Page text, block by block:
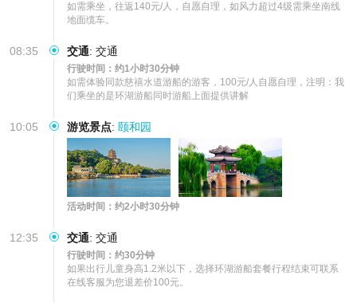
如需乘坐，往返140元/人，自愿自理，如风力超过4级需乘坐南线
地面缆车。
08:35 交通: 交通
行驶时间：约1小时30分钟
如需体验同款慈禧水道游船的游客，100元/人自愿自理，注明：我
们乘坐的是环湖游船同时游船上面提供讲解
10:05 游览景点: 颐和园
活动时间：约2小时30分钟
12:35 交通: 交通
行驶时间：约30分钟
如果出行儿童身高1.2米以下，选择环湖游船套餐行程结束可联系
在线客服为您退差价100元。